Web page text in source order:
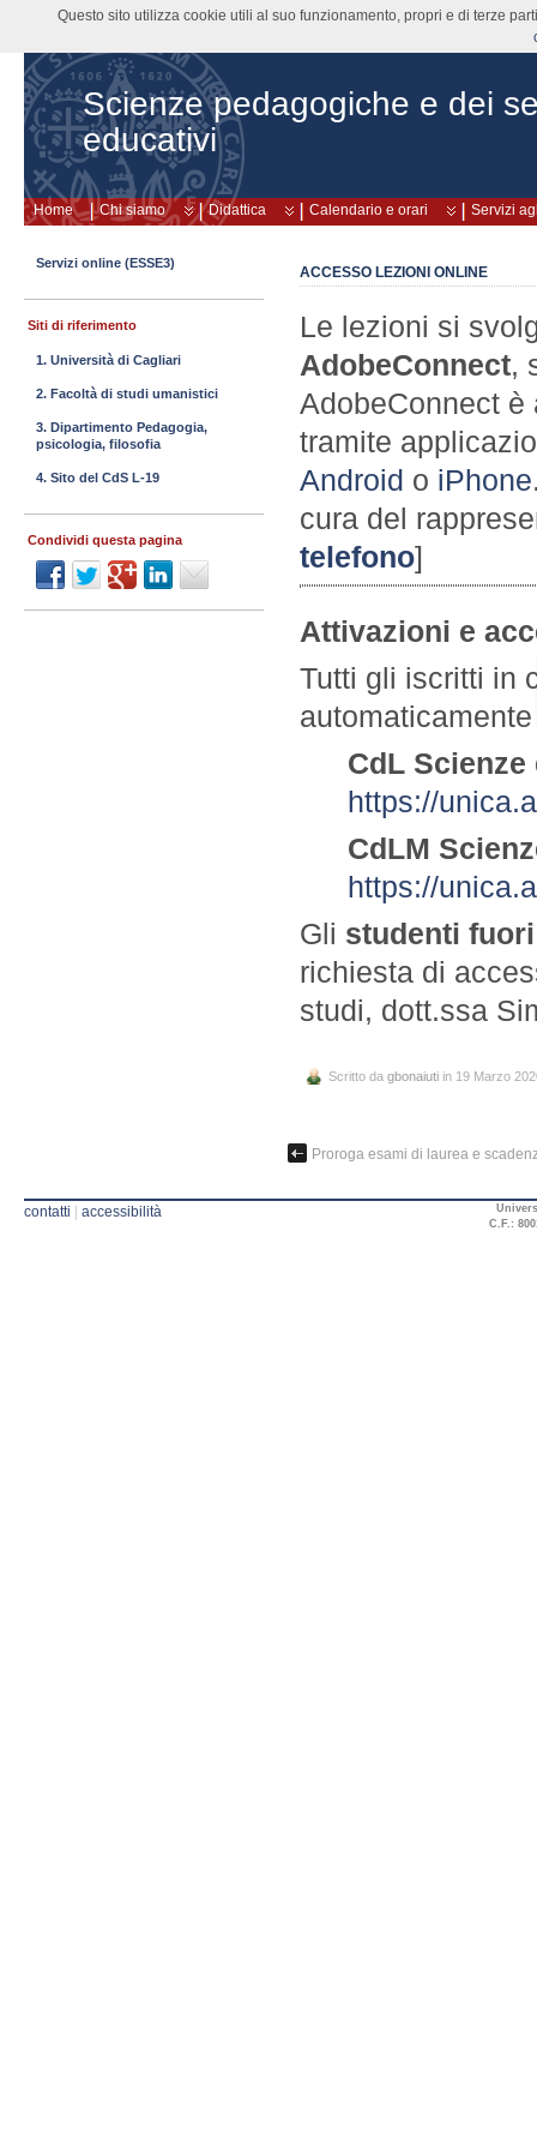
Scienze pedagogiche e dei
educativi
Home Chi siamo Didattica Calendario e orari Servizi
ACCESSO LEZIONI ONLINE
Le lezioni si
AdobeConnect,
AdobeConnect è
tramite
Android o iPhone
cura del
telefono]
Attivazioni e
Tutti gli iscritti in
CdL Scienze
https://
CdLM
https://
Gli studenti
richiesta di
studi, dott.ssa
Scritto da gbonaiuti in 19 Marzo
Proroga esami di laurea e
Servizi online (ESSE3)
Siti di riferimento
1. Università di Cagliari
2. Facoltà di studi umanistici
3. Dipartimento Pedagogia,
psicologia, filosofia
4. Sito del CdS L-19
Condividi questa pagina
contatti | accessibilità
C.F.:
Questo sito utilizza cookie utili al suo funzionamento, propri e di terze